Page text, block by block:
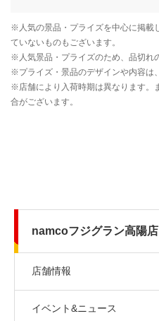
namcoフジグラン高陽店
店舗情報
イベント&ニュース